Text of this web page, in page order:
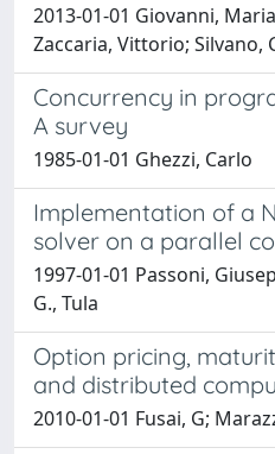
2013-01-01 Giovanni,
Zaccaria, Vittorio; Silvano,
Concurrency in
A survey
1985-01-01 Ghezzi, Carlo
Implementation of a
solver on a parallel
1997-01-01 Passoni,
G., Tula
Option pricing,
and distributed
2010-01-01 Fusai, G;